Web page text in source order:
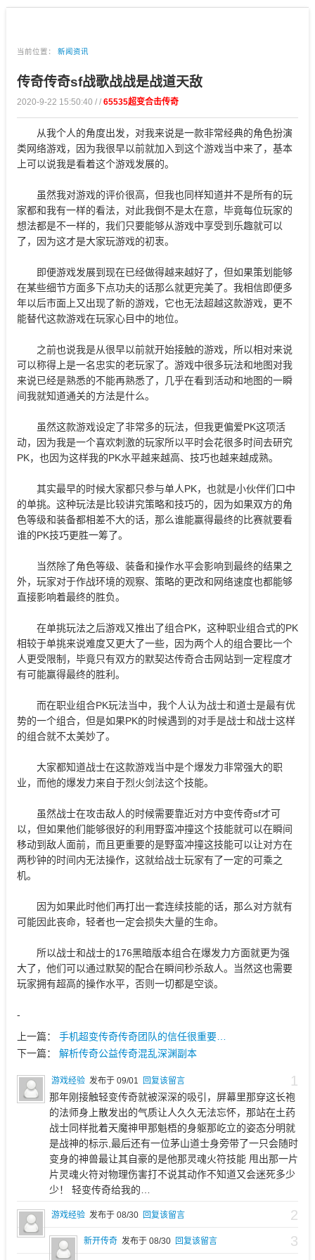
当前位置： 新闻资讯
传奇传奇sf战歌战战是战道天敌
2020-9-22 15:50:40 / / 65535超变合击传奇
从我个人的角度出发，对我来说是一款非常经典的角色扮演
类网络游戏，因为我很早以前就加入到这个游戏当中来了，基本
上可以说我是看着这个游戏发展的。
虽然我对游戏的评价很高，但我也同样知道并不是所有的玩
家都和我有一样的看法，对此我倒不是太在意，毕竟每位玩家的
想法都是不一样的，我们只要能够从游戏中享受到乐趣就可以
了，因为这才是大家玩游戏的初衷。
即便游戏发展到现在已经做得越来越好了，但如果策划能够
在某些细节方面多下点功夫的话那么就更完美了。我相信即便多
年以后市面上又出现了新的游戏，它也无法超越这款游戏，更不
能替代这款游戏在玩家心目中的地位。
之前也说我是从很早以前就开始接触的游戏，所以相对来说
可以称得上是一名忠实的老玩家了。游戏中很多玩法和地图对我
来说已经是熟悉的不能再熟悉了，几乎在看到活动和地图的一瞬
间我就知道通关的方法是什么。
虽然这款游戏设定了非常多的玩法，但我更偏爱PK这项活
动，因为我是一个喜欢刺激的玩家所以平时会花很多时间去研究
PK，也因为这样我的PK水平越来越高、技巧也越来越成熟。
其实最早的时候大家都只参与单人PK，也就是小伙伴们口中
的单挑。这种玩法是比较讲究策略和技巧的，因为如果双方的角
色等级和装备都相差不大的话，那么谁能赢得最终的比赛就要看
谁的PK技巧更胜一筹了。
当然除了角色等级、装备和操作水平会影响到最终的结果之
外，玩家对于作战环境的观察、策略的更改和网络速度也都能够
直接影响着最终的胜负。
在单挑玩法之后游戏又推出了组合PK，这种职业组合式的PK
相较于单挑来说难度又更大了一些，因为两个人的组合要比一个
人更受限制，毕竟只有双方的默契达传奇合击网站到一定程度才
有可能赢得最终的胜利。
而在职业组合PK玩法当中，我个人认为战士和道士是最有优
势的一个组合，但是如果PK的时候遇到的对手是战士和战士这样
的组合就不太美妙了。
大家都知道战士在这款游戏当中是个爆发力非常强大的职
业，而他的爆发力来自于烈火剑法这个技能。
虽然战士在攻击敌人的时候需要靠近对方中变传奇sf才可
以，但如果他们能够很好的利用野蛮冲撞这个技能就可以在瞬间
移动到敌人面前，而且更重要的是野蛮冲撞这技能可以让对方在
两秒钟的时间内无法操作，这就给战士玩家有了一定的可乘之
机。
因为如果此时他们再打出一套连续技能的话，那么对方就有
可能因此丧命，轻者也一定会损失大量的生命。
所以战士和战士的176黑暗版本组合在爆发力方面就更为强
大了，他们可以通过默契的配合在瞬间秒杀敌人。当然这也需要
玩家拥有超高的操作水平，否则一切都是空谈。
-
上一篇： 手机超变传奇传奇团队的信任很重要…
下一篇： 解析传奇公益传奇混乱深渊副本
1
游戏经验 发布于 09/01 回复该留言
那年刚接触轻变传奇就被深深的吸引，屏幕里那穿这长袍
的法师身上散发出的气质让人久久无法忘怀，那站在土药
战士同样批着天魔神甲那魁梧的身躯那屹立的姿态分明就
是战神的标示,最后还有一位茅山道士身旁带了一只会随时
变身的神兽最让其自豪的是他那灵魂火符技能 甩出那一片
片灵魂火符对物理伤害打不说其动作不知道又会迷死多少
少！ 轻变传奇给我的…
2
游戏经验 发布于 08/30 回复该留言
3
新开传奇 发布于 08/30 回复该留言